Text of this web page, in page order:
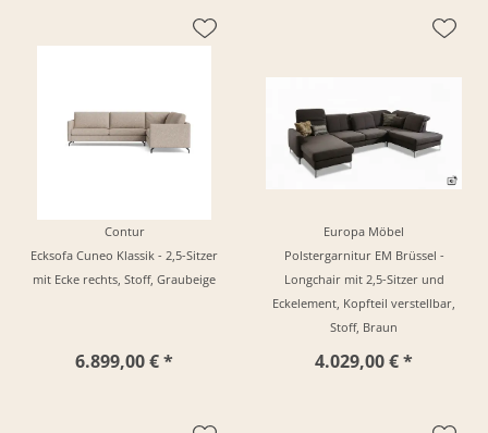
Contur
Ecksofa Cuneo Klassik - 2,5-Sitzer
mit Ecke rechts, Stoff, Graubeige
6.899,00 € *
Europa Möbel
Polstergarnitur EM Brüssel -
Longchair mit 2,5-Sitzer und
Eckelement, Kopfteil verstellbar,
Stoff, Braun
4.029,00 € *